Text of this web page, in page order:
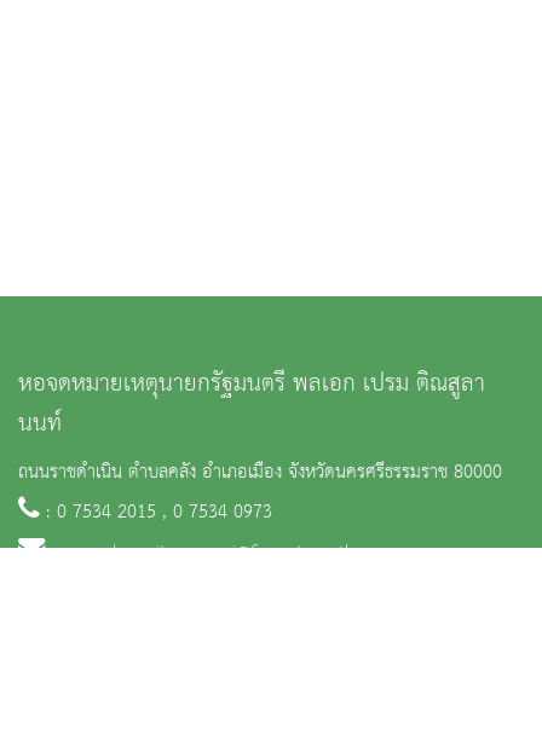
หอจดหมายเหตุนายกรัฐมนตรี พลเอก เปรม ติณสูลา
นนท์
ถนนราชดำเนิน ตำบลคลัง อำเภอเมือง จังหวัดนครศรีธรรมราช 80000
: 0 7534 2015 , 0 7534 0973
:na_nakonsritammaraj@finearts.go.th